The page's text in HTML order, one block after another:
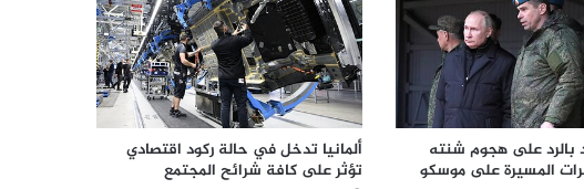
بالرد على هجوم شنته
المسيرة على موسكو
ألمانيا تدخل في حالة ركود اقتصادي
تؤثر على كافة شرائح المجتمع